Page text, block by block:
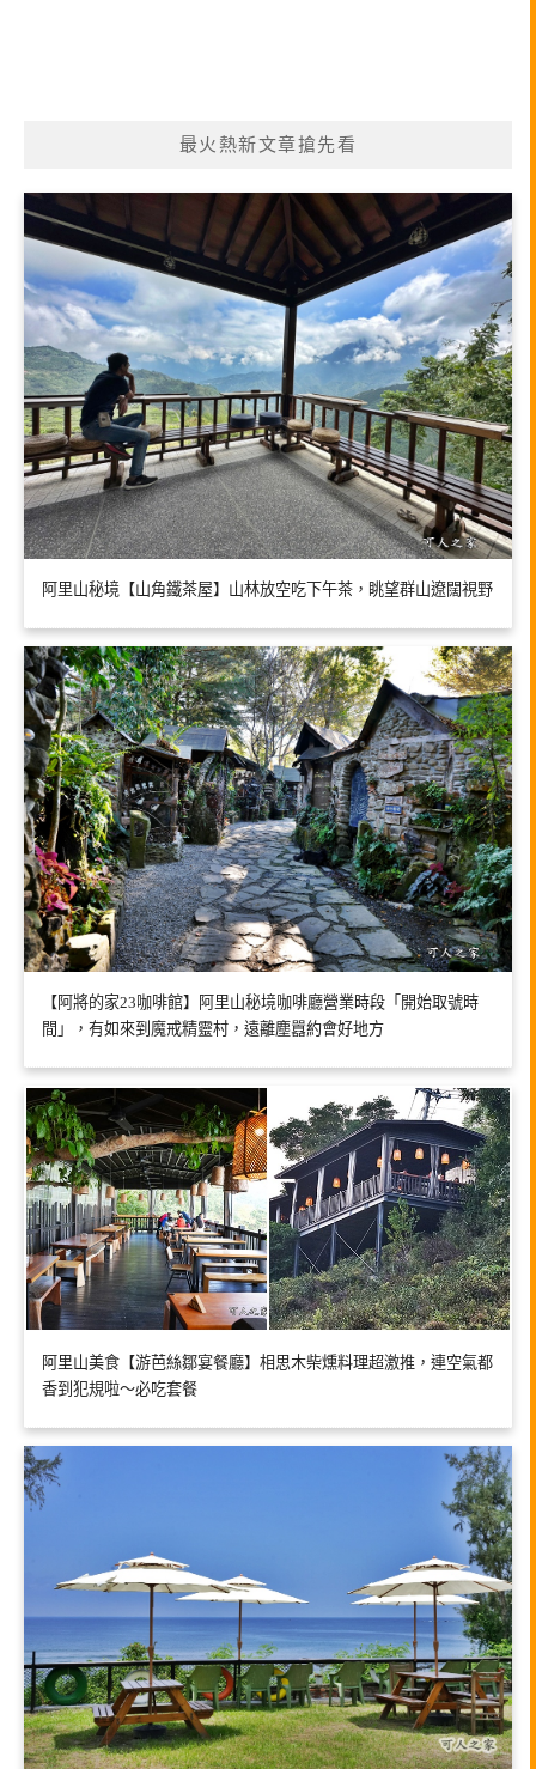
最火熱新文章搶先看
阿里山秘境【山角鐵茶屋】山林放空吃下午茶，眺望群山遼闊視野
【阿將的家23咖啡館】阿里山秘境咖啡廳營業時段「開始取號時
間」，有如來到魔戒精靈村，遠離塵囂約會好地方
阿里山美食【游芭絲鄒宴餐廳】相思木柴燻料理超激推，連空氣都
香到犯規啦～必吃套餐